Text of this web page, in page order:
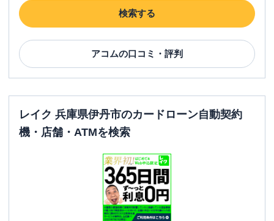
検索する
アコムの口コミ・評判
レイク 兵庫県伊丹市のカードローン自動契約
機・店舗・ATMを検索